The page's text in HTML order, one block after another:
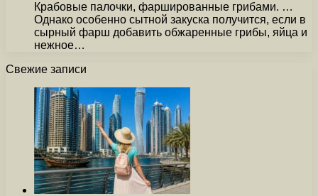
Крабовые палочки, фаршированные грибами. …
Однако особенно сытной закуска получится, если в
сырный фарш добавить обжаренные грибы, яйца и
нежное…
Свежие записи